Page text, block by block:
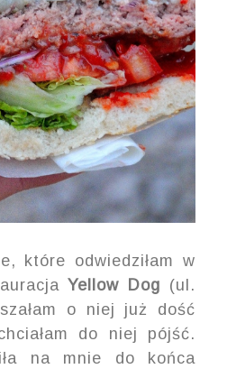
które odwiedziłam w
Yellow Dog (ul.
o niej już dość
do niej pójść.
na mnie do końca